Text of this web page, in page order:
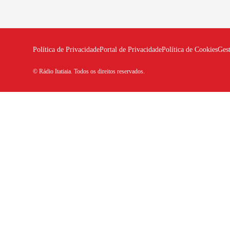
Política de PrivacidadePortal de PrivacidadePolítica de Cookies
© Rádio Itatiaia. Todos os direitos reservados.